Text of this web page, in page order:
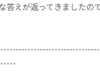
答えが返ってきましたの